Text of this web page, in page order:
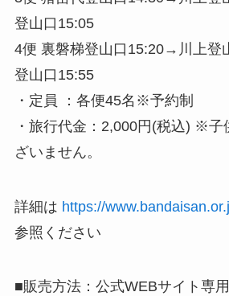
登山口15:05
4便 裏磐梯登山口15:20→川上登
登山口15:55
・定員 ：各便45名※予約制
・旅行代金：2,000円(税込) ※子
ざいません。
詳細は https://
参照ください
■販売方法：公式WEBサイト専